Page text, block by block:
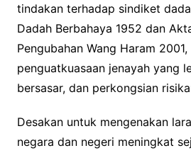
tindakan terhadap sindiket
Dadah Berbahaya 1952 dan
Pengubahan Wang Haram
penguatkuasaan jenayah yang
bersasar, dan perkongsian
Desakan untuk mengenakan
negara dan negeri meningkat